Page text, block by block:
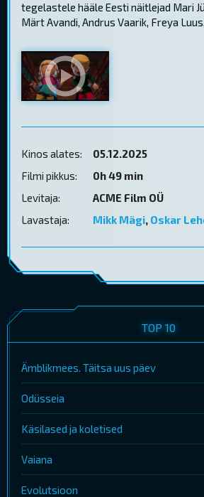
tegelastele hääle Eesti näitlejad Mari
Märt Avandi, Andrus Vaarik, Freya
Kinos alates:
05.12.2025
Filmi pikkus:
0h 49 min
Levitaja:
ACME Film OÜ
Lavastaja:
Mikk Mägi, Oskar
TOP 10
Ämblikmees. Täitsa uus päev
Odüsseia
Käsilased ja koletised
Vaiana
Evolutsioon